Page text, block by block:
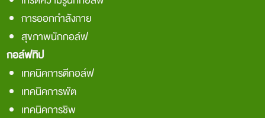
การออกกำลังกาย
สุขภาพนักกอล์ฟ
กอล์ฟทิป
เทคนิคการตีกอล์ฟ
เทคนิคการพัต
เทคนิคการชิพ